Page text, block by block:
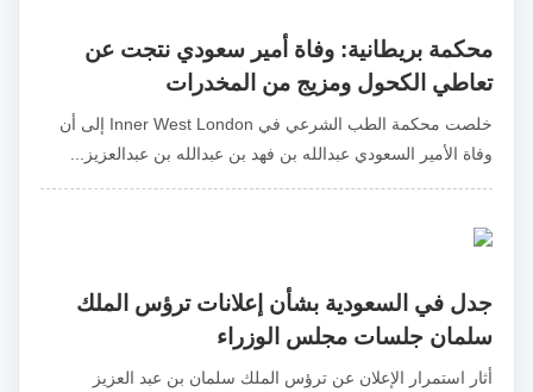
محكمة بريطانية: وفاة أمير سعودي نتجت عن
تعاطي الكحول ومزيج من المخدرات
خلصت محكمة الطب الشرعي في Inner West London إلى أن
وفاة الأمير السعودي عبدالله بن فهد بن عبدالله بن عبدالعزيز...
جدل في السعودية بشأن إعلانات ترؤس الملك
سلمان جلسات مجلس الوزراء
أثار استمرار الإعلان عن ترؤس الملك سلمان بن عبد العزيز